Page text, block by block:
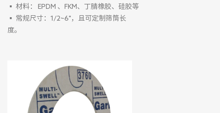
▪ 材料： EPDM 、FKM、丁腈橡胶、硅胶等
▪ 常规尺寸：1/2~6"，且可定制筛筒长
度。